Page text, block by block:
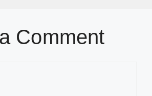
Comment